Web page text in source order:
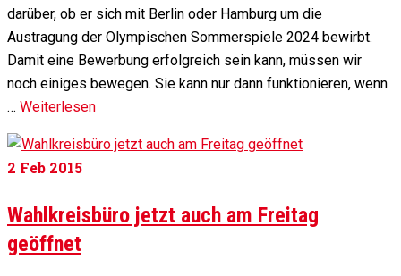
darüber, ob er sich mit Berlin oder Hamburg um die
Austragung der Olympischen Sommerspiele 2024 bewirbt.
Damit eine Bewerbung erfolgreich sein kann, müssen wir
noch einiges bewegen. Sie kann nur dann funktionieren, wenn
… Weiterlesen
2 Feb 2015
Wahlkreisbüro jetzt auch am Freitag
geöffnet